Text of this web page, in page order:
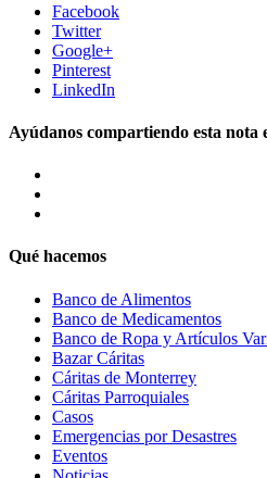
Facebook
Twitter
Google+
Pinterest
LinkedIn
Ayúdanos compartiendo esta nota
Qué hacemos
Banco de Alimentos
Banco de Medicamentos
Banco de Ropa y Artículos
Bazar Cáritas
Cáritas de Monterrey
Cáritas Parroquiales
Casos
Emergencias por Desastres
Eventos